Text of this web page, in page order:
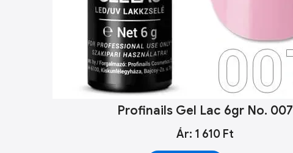
Profinails Gel Lac 6gr No. 007
Ár: 1 610 Ft